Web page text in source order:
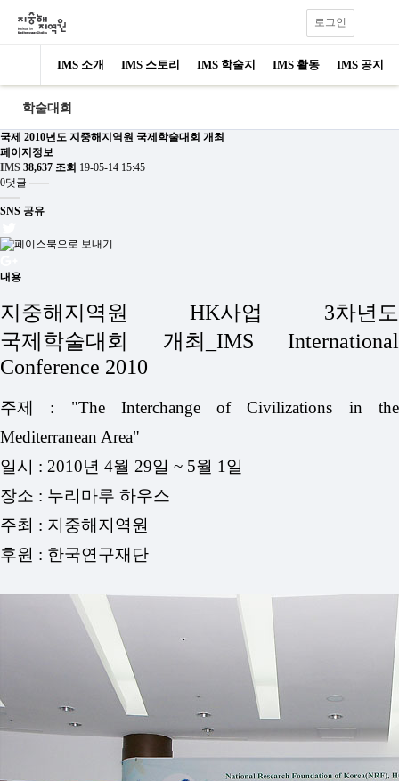
IMS 소개 IMS 스토리 IMS 학술지 IMS 활동 IMS 공지
로그인
학술대회
국제 2010년도 지중해지역원 국제학술대회 개최
페이지정보
IMS 38,637 조회 19-05-14 15:45
0댓글
SNS 공유
내용
지중해지역원 HK사업 3차년도
국제학술대회 개최_IMS International
Conference 2010
주제 : "The Interchange of Civilizations in the
Mediterranean Area"
일시 : 2010년 4월 29일 ~ 5월 1일
장소 : 누리마루 하우스
주최 : 지중해지역원
후원 : 한국연구재단